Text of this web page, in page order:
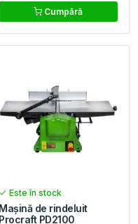
Cumpără
Este în stock
Mașină de rindeluit
Procraft PD2100